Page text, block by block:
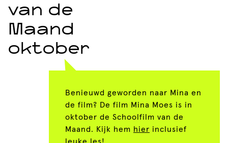
van de
Maand
oktober
Benieuwd geworden naar Mina en
de film? De film Mina Moes is in
oktober de Schoolfilm van de
Maand. Kijk hem hier inclusief